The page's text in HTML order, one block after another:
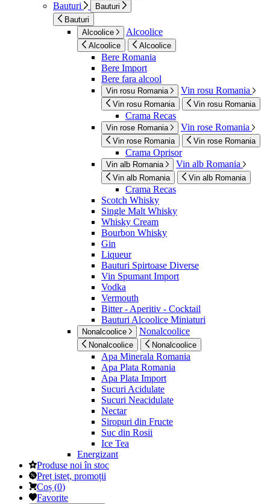
Bauturi
Bauturi
Bauturi
Alcoolice
Alcoolice
Alcoolice Alcoolice
Bere Romania
Bere Import
Bere fara alcool
Vin rosu Romania Vin rosu Romania
Vin rosu Romania Vin rosu Romania
Crama Recas
Vin rose Romania Vin rose Romania
Vin rose Romania Vin rose Romania
Crama Oprisor
Vin alb Romania Vin alb Romania
Vin alb Romania Vin alb Romania
Crama Recas
Scotch Whisky
Single Malt Whisky
Whisky Cream
Bourbon Whisky
Gin
Liqueur
Bauturi Spirtoase Diverse
Vin Spumant Import
Vodka
Vermouth
Bitter - Aperitiv - Cocktail
Bauturi Alcoolice Miniaturi
Nonalcoolice Nonalcoolice
Nonalcoolice Nonalcoolice
Apa Minerala Romania
Apa Plata Romania
Apa Plata Import
Sucuri Acidulate
Sucuri Neacidulate
Nectar
Siropuri din Fructe
Suc din Rosii
Ice Tea
Energizant
Produse noi în stoc
Preț isteț, promoții
Coș (0)
Favorite